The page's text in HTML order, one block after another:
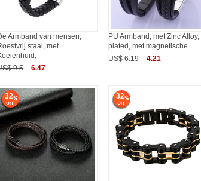
Armband van mensen,
staal, met
9.5
6.47
PU Armband, met Zinc Alloy,
plated, met magnetische
US$ 6.19
4.21
32 32